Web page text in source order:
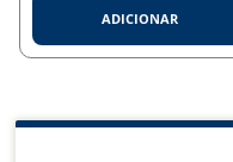
ADICIONAR